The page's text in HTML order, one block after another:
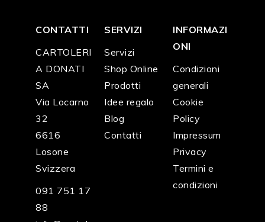
CONTATTI
CARTOLERI
A DONATI
SA
Via Locarno
32
6616
Losone
Svizzera
091 751 17
88
SERVIZI
Servizi
Shop Online
Prodotti
Idee regalo
Blog
Contatti
INFORMAZI
ONI
Condizioni
generali
Cookie
Policy
Impressum
Privacy
Termini e
condizioni